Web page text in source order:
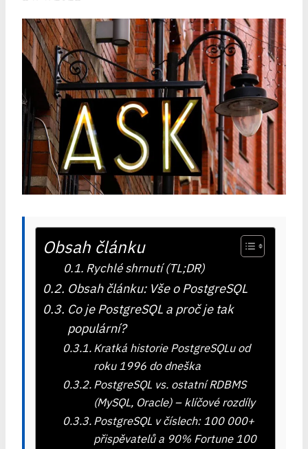
Obsah článku
Rychlé shrnutí (TL;DR)
Obsah článku: Vše o PostgreSQL
Co je PostgreSQL a proč je tak
populární?
Kratká historie PostgreSQLu od
roku 1996 do dneška
PostgreSQL vs. ostatní RDBMS
(MySQL, Oracle) – klíčové rozdíly
PostgreSQL v číslech: 100 000+
přispěvatelů a 90% Fortune 100